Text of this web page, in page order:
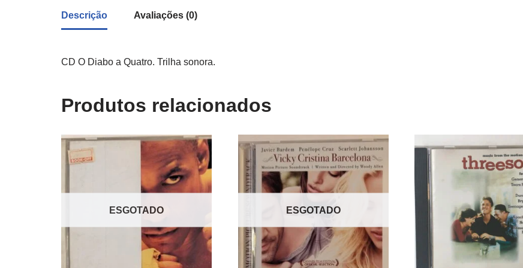
Descrição Avaliações (0)
CD O Diabo a Quatro. Trilha sonora.
Produtos relacionados
ESGOTADO ESGOTADO